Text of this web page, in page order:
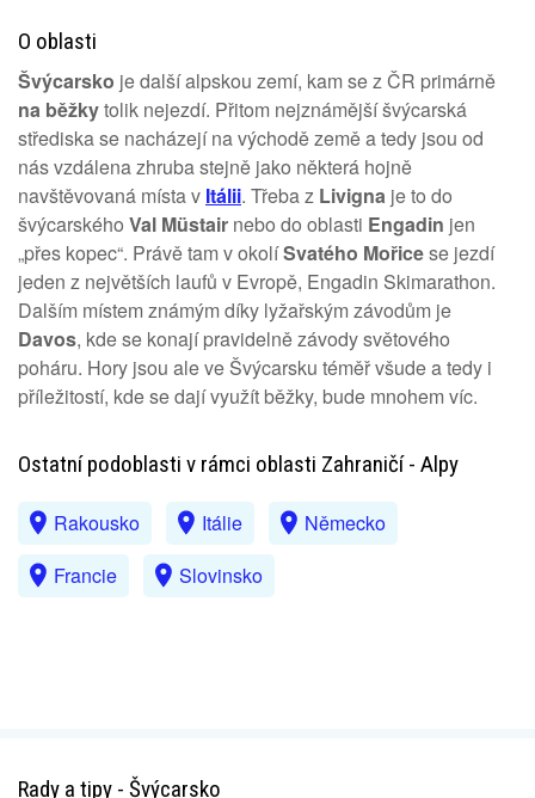
O oblasti
Švýcarsko je další alpskou zemí, kam se z ČR primárně
na běžkytolik nejezdí. Přitom nejznámější švýcarská
střediska se nacházejí na východě země a tedy jsou od
nás vzdálena zhruba stejně jako některá hojně
navštěvovaná místa v Itálii. Třeba z Livigna je to do
švýcarského Val Müstair nebo do oblasti Engadin jen
„přes kopec“. Právě tam v okolíSvatého Mořicese jezdí
jeden z největších laufů v Evropě, Engadin Skimarathon.
Dalším místem známým díky lyžařským závodům je
Davos, kde se konají pravidelně závody světového
poháru. Hory jsou ale ve Švýcarsku téměř všude a tedy i
příležitostí, kde se dají využít běžky, bude mnohem víc.
Ostatní podoblasti v rámci oblasti Zahraničí - Alpy
Rakousko Itálie
Německo
Francie
Slovinsko
Rady a tipy - Švýcarsko